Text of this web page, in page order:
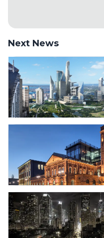
Next News